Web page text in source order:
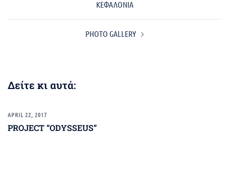
ΚΕΦΑΛΟΝΙΑ
PHOTO GALLERY
Δείτε κι αυτά:
APRIL 22, 2017
PROJECT “ODYSSEUS”